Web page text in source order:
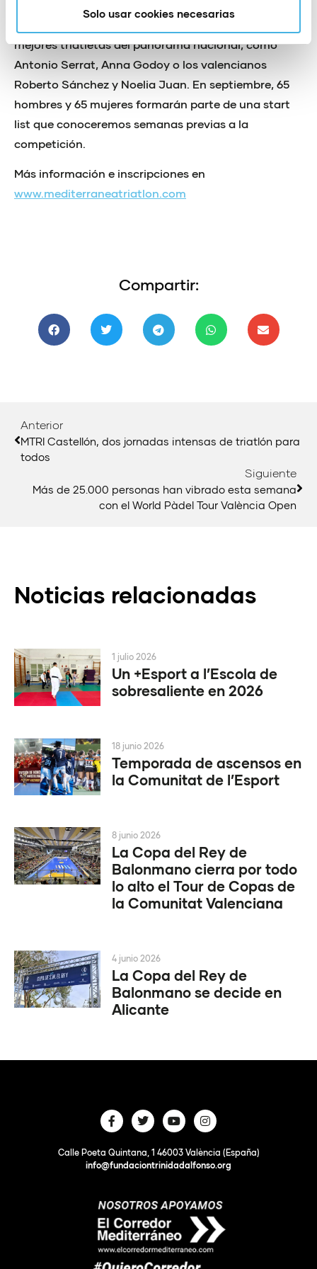
Solo usar cookies necesarias
mejores triatletas del panorama nacional, como
Antonio Serrat, Anna Godoy o los valencianos
Roberto Sánchez y Noelia Juan. En septiembre, 65
hombres y 65 mujeres formarán parte de una start
list que conoceremos semanas previas a la
competición.
Más información e inscripciones en
www.mediterraneatriatlon.com
Compartir:
Anterior
MTRI Castellón, dos jornadas intensas de triatlón para
todos
Siguiente
Más de 25.000 personas han vibrado esta semana
con el World Pàdel Tour València Open
Noticias relacionadas
Un +Esport a l’Escola de
sobresaliente en 2026
1 julio 2026
Temporada de ascensos en
la Comunitat de l’Esport
18 junio 2026
La Copa del Rey de
Balonmano cierra por todo
lo alto el Tour de Copas de
la Comunitat Valenciana
8 junio 2026
La Copa del Rey de
Balonmano se decide en
Alicante
4 junio 2026
Calle Poeta Quintana, 1 46003 València (España)
info@fundaciontrinidadalfonso.org